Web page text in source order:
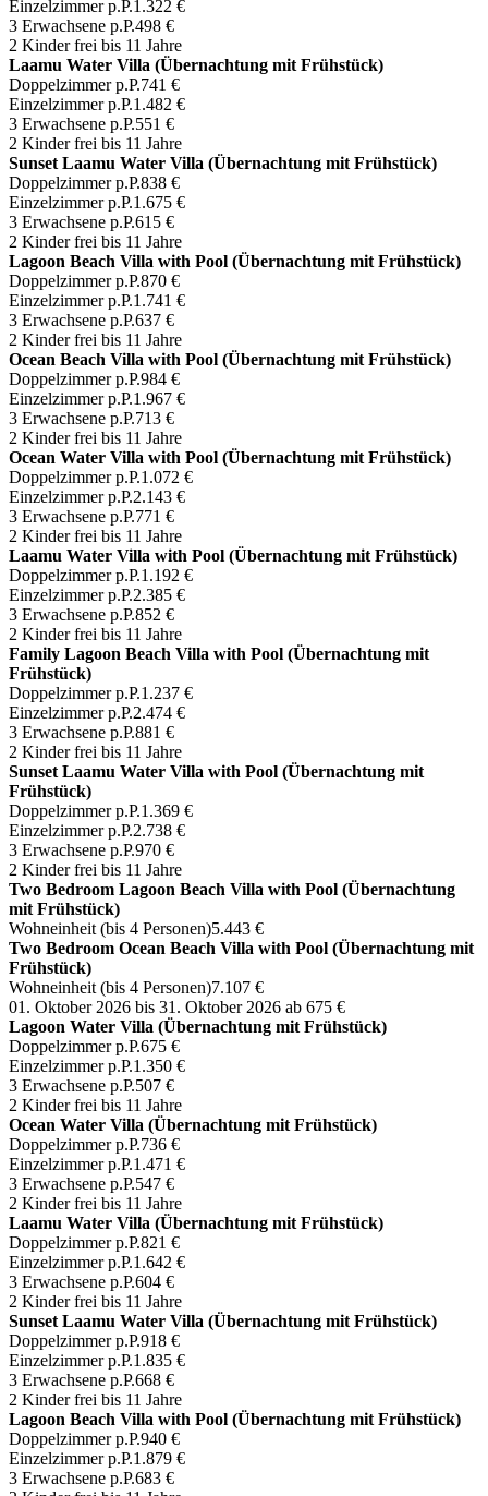
Einzelzimmer p.P.1.322 €
3 Erwachsene p.P.498 €
2 Kinder frei bis 11 Jahre
Laamu Water Villa (Übernachtung mit Frühstück)
Doppelzimmer p.P.741 €
Einzelzimmer p.P.1.482 €
3 Erwachsene p.P.551 €
2 Kinder frei bis 11 Jahre
Sunset Laamu Water Villa (Übernachtung mit Frühstück)
Doppelzimmer p.P.838 €
Einzelzimmer p.P.1.675 €
3 Erwachsene p.P.615 €
2 Kinder frei bis 11 Jahre
Lagoon Beach Villa with Pool (Übernachtung mit Frühstück)
Doppelzimmer p.P.870 €
Einzelzimmer p.P.1.741 €
3 Erwachsene p.P.637 €
2 Kinder frei bis 11 Jahre
Ocean Beach Villa with Pool (Übernachtung mit Frühstück)
Doppelzimmer p.P.984 €
Einzelzimmer p.P.1.967 €
3 Erwachsene p.P.713 €
2 Kinder frei bis 11 Jahre
Ocean Water Villa with Pool (Übernachtung mit Frühstück)
Doppelzimmer p.P.1.072 €
Einzelzimmer p.P.2.143 €
3 Erwachsene p.P.771 €
2 Kinder frei bis 11 Jahre
Laamu Water Villa with Pool (Übernachtung mit Frühstück)
Doppelzimmer p.P.1.192 €
Einzelzimmer p.P.2.385 €
3 Erwachsene p.P.852 €
2 Kinder frei bis 11 Jahre
Family Lagoon Beach Villa with Pool (Übernachtung mit
Frühstück)
Doppelzimmer p.P.1.237 €
Einzelzimmer p.P.2.474 €
3 Erwachsene p.P.881 €
2 Kinder frei bis 11 Jahre
Sunset Laamu Water Villa with Pool (Übernachtung mit
Frühstück)
Doppelzimmer p.P.1.369 €
Einzelzimmer p.P.2.738 €
3 Erwachsene p.P.970 €
2 Kinder frei bis 11 Jahre
Two Bedroom Lagoon Beach Villa with Pool (Übernachtung
mit Frühstück)
Wohneinheit (bis 4 Personen)5.443 €
Two Bedroom Ocean Beach Villa with Pool (Übernachtung mit
Frühstück)
Wohneinheit (bis 4 Personen)7.107 €
01. Oktober 2026 bis 31. Oktober 2026 ab 675 €
Lagoon Water Villa (Übernachtung mit Frühstück)
Doppelzimmer p.P.675 €
Einzelzimmer p.P.1.350 €
3 Erwachsene p.P.507 €
2 Kinder frei bis 11 Jahre
Ocean Water Villa (Übernachtung mit Frühstück)
Doppelzimmer p.P.736 €
Einzelzimmer p.P.1.471 €
3 Erwachsene p.P.547 €
2 Kinder frei bis 11 Jahre
Laamu Water Villa (Übernachtung mit Frühstück)
Doppelzimmer p.P.821 €
Einzelzimmer p.P.1.642 €
3 Erwachsene p.P.604 €
2 Kinder frei bis 11 Jahre
Sunset Laamu Water Villa (Übernachtung mit Frühstück)
Doppelzimmer p.P.918 €
Einzelzimmer p.P.1.835 €
3 Erwachsene p.P.668 €
2 Kinder frei bis 11 Jahre
Lagoon Beach Villa with Pool (Übernachtung mit Frühstück)
Doppelzimmer p.P.940 €
Einzelzimmer p.P.1.879 €
3 Erwachsene p.P.683 €